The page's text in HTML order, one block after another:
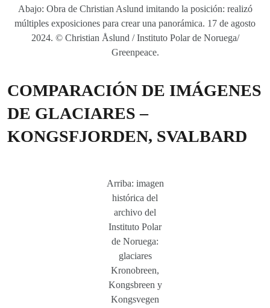
Abajo: Obra de Christian Aslund imitando la posición: realizó
múltiples exposiciones para crear una panorámica. 17 de agosto
2024. © Christian Åslund / Instituto Polar de Noruega/
Greenpeace.
COMPARACIÓN DE IMÁGENES
DE GLACIARES –
KONGSFJORDEN, SVALBARD
Arriba: imagen
histórica del
archivo del
Instituto Polar
de Noruega:
glaciares
Kronobreen,
Kongsbreen y
Kongsvegen